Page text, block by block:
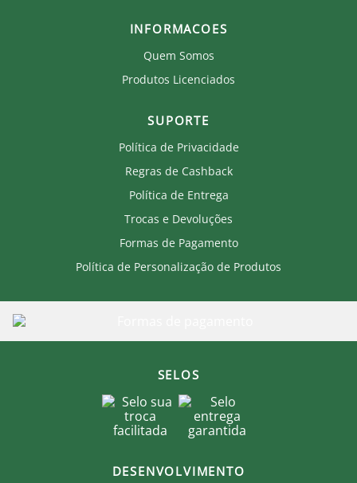
INFORMACOES
Quem Somos
Produtos Licenciados
SUPORTE
Política de Privacidade
Regras de Cashback
Política de Entrega
Trocas e Devoluções
Formas de Pagamento
Política de Personalização de Produtos
SELOS
DESENVOLVIMENTO